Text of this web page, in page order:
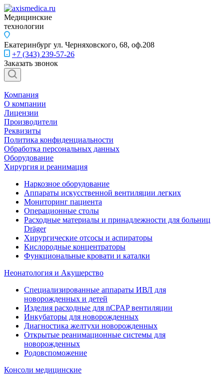
Медицинские
технологии
Екатеринбург ул. Черняховского, 68, оф.208
+7 (343) 239-57-26
Заказать звонок
Компания
О компании
Лицензии
Производители
Реквизиты
Политика конфиденциальности
Обработка персональных данных
Оборудование
Хирургия и реанимация
Наркозное оборудование
Аппараты искусственной вентиляции легких
Мониторинг пациента
Операционные столы
Расходные материалы и принадлежности для больниц
Dräger
Хирургические отсосы и аспираторы
Кислородные концентраторы
Функциональные кровати и каталки
Неонатология и Акушерство
Специализированные аппараты ИВЛ для
новорожденных и детей
Изделия расходные для nCPAP вентиляции
Инкубаторы для новорожденных
Диагностика желтухи новорожденных
Открытые реанимационные системы для
новорожденных
Родовспоможение
Консоли медицинские